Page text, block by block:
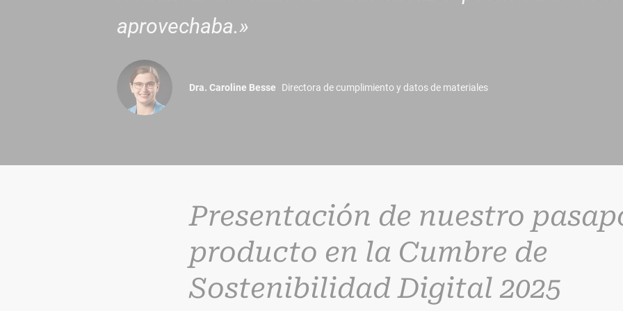
aprovechaba.»
Dra. Caroline Besse Directora de cumplimiento y datos de materiales
Presentación de nuestro
producto en la Cumbre de
Sostenibilidad Digital 2025